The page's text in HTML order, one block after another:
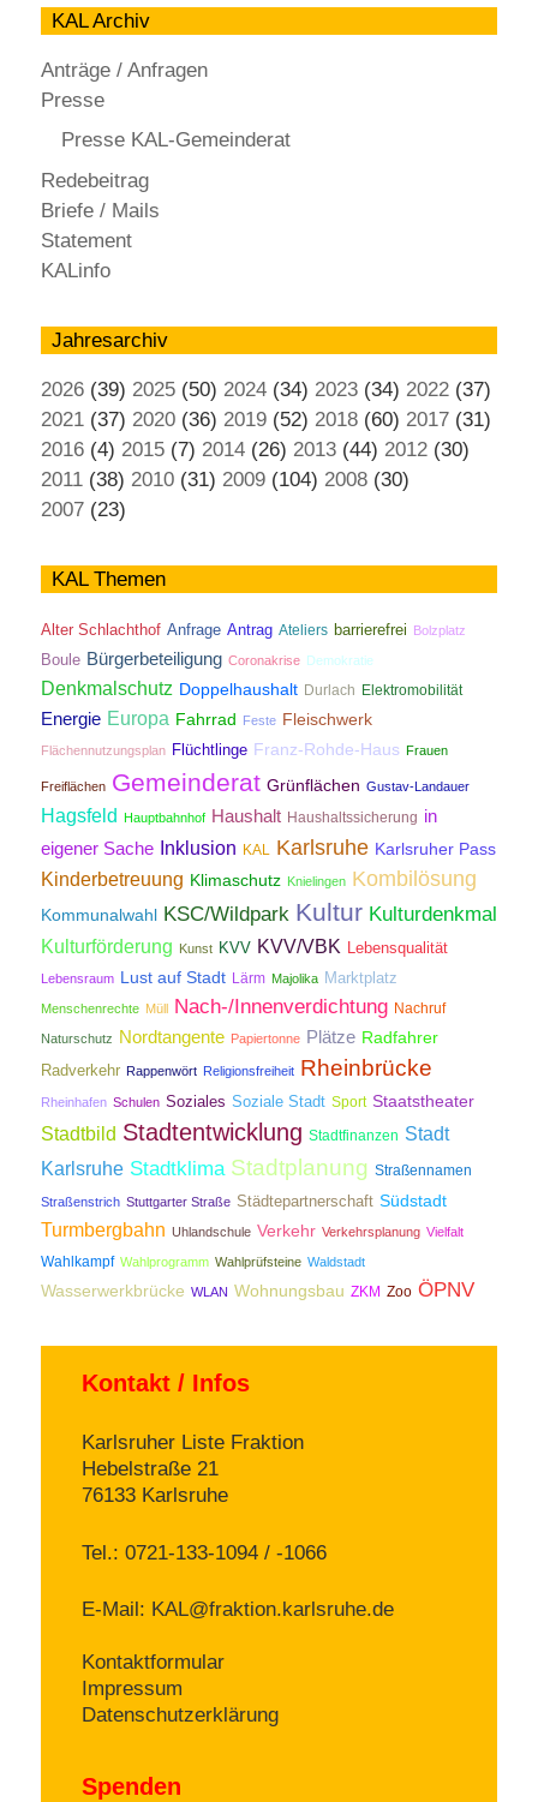
KAL Archiv
Anträge / Anfragen
Presse
Presse KAL-Gemeinderat
Redebeitrag
Briefe / Mails
Statement
KALinfo
Jahresarchiv
2026 (39) 2025 (50) 2024 (34) 2023 (34) 2022 (37)
2021 (37) 2020 (36) 2019 (52) 2018 (60) 2017 (31)
2016 (4) 2015 (7) 2014 (26) 2013 (44) 2012 (30)
2011 (38) 2010 (31) 2009 (104) 2008 (30)
2007 (23)
KAL Themen
Alter Schlachthof Anfrage Antrag Ateliers barrierefrei Bolzplatz
Boule Bürgerbeteiligung Coronakrise Demokratie
Denkmalschutz Doppelhaushalt Durlach Elektromobilität
Energie Europa Fahrrad Feste Fleischwerk
Flächennutzungsplan Flüchtlinge Franz-Rohde-Haus Frauen
Freiflächen Gemeinderat Grünflächen Gustav-Landauer
Hagsfeld Hauptbahnhof Haushalt Haushaltssicherung in
eigener Sache Inklusion KAL Karlsruhe Karlsruher Pass
Kinderbetreuung Klimaschutz Knielingen Kombilösung
Kommunalwahl KSC/Wildpark Kultur Kulturdenkmal
Kulturförderung Kunst KVV KVV/VBK Lebensqualität
Lebensraum Lust auf Stadt Lärm Majolika Marktplatz
Menschenrechte Müll Nach-/Innenverdichtung Nachruf
Naturschutz Nordtangente Papiertonne Plätze Radfahrer
Radverkehr Rappenwört Religionsfreiheit Rheinbrücke
Rheinhafen Schulen Soziales Soziale Stadt Sport Staatstheater
Stadtbild Stadtentwicklung Stadtfinanzen Stadt
Karlsruhe Stadtklima Stadtplanung Straßennamen
Straßenstrich Stuttgarter Straße Städtepartnerschaft Südstadt
Turmbergbahn Uhlandschule Verkehr Verkehrsplanung Vielfalt
Wahlkampf Wahlprogramm Wahlprüfsteine Waldstadt
Wasserwerkbrücke WLAN Wohnungsbau ZKM Zoo ÖPNV
Kontakt / Infos
Karlsruher Liste Fraktion
Hebelstraße 21
76133 Karlsruhe
Tel.: 0721-133-1094 / -1066
E-Mail: KAL@fraktion.karlsruhe.de
Kontaktformular
Impressum
Datenschutzerklärung
Spenden